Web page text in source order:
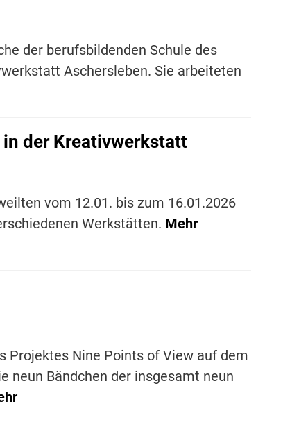
der berufsbildenden Schule des
Aschersleben. Sie arbeiteten
der Kreativwerkstatt
vom 12.01. bis zum 16.01.2026
Werkstätten. Mehr
Projektes Nine Points of View auf dem
neun Bändchen der insgesamt neun